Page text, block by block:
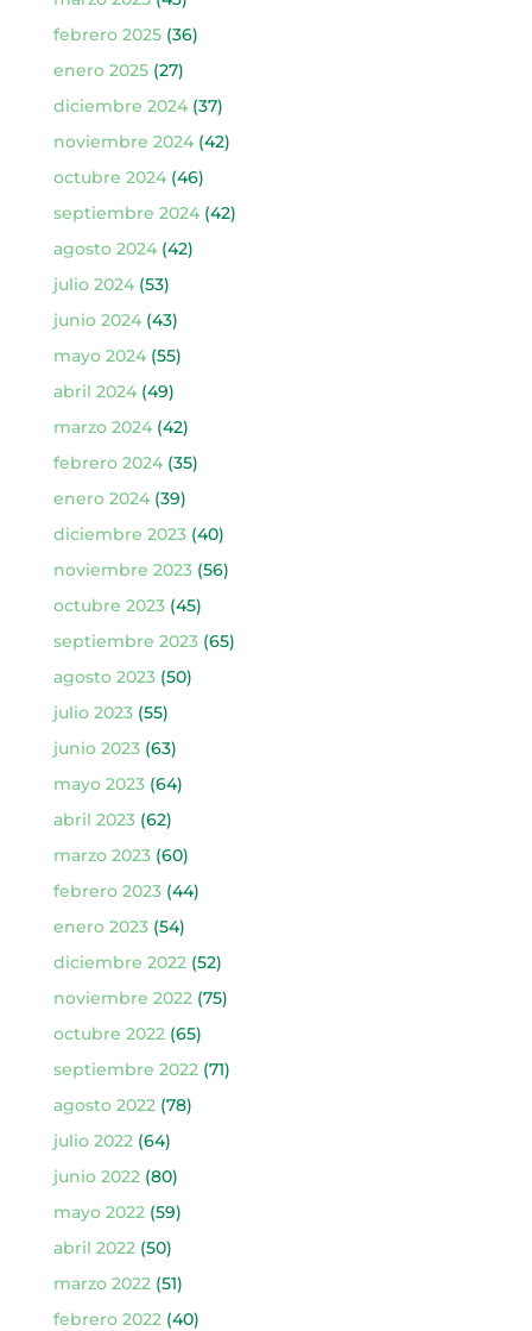
febrero 2025(36)
enero 2025(27)
diciembre 2024(37)
noviembre 2024(42)
octubre 2024(46)
septiembre 2024(42)
agosto 2024(42)
julio 2024(53)
junio 2024(43)
mayo 2024(55)
abril 2024(49)
marzo 2024(42)
febrero 2024(35)
enero 2024(39)
diciembre 2023(40)
noviembre 2023(56)
octubre 2023(45)
septiembre 2023(65)
agosto 2023(50)
julio 2023(55)
junio 2023(63)
mayo 2023(64)
abril 2023(62)
marzo 2023(60)
febrero 2023(44)
enero 2023(54)
diciembre 2022(52)
noviembre 2022(75)
octubre 2022(65)
septiembre 2022(71)
agosto 2022(78)
julio 2022(64)
junio 2022(80)
mayo 2022(59)
abril 2022(50)
marzo 2022(51)
febrero 2022(40)